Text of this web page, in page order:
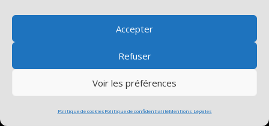
Accepter
Refuser
Voir les préférences
Politique de cookiesPolitique de confidentialitéMentions Légales